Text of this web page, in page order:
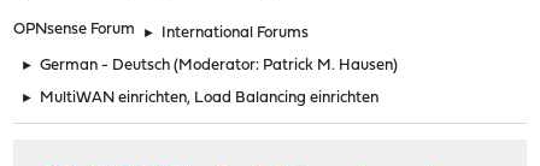
OPNsense Forum ► International Forums
► German - Deutsch (Moderator: Patrick M. Hausen)
► MultiWAN einrichten, Load Balancing einrichten